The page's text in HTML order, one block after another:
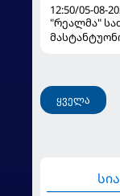
12:50/05-08-
"რეალმა"
ყველა